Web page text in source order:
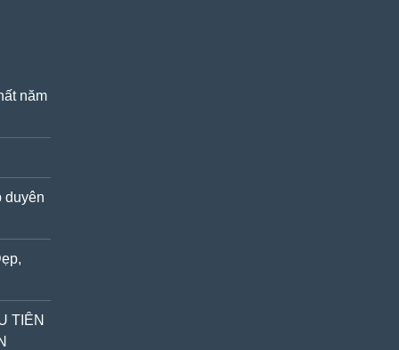
năm
duyên
TIÊN